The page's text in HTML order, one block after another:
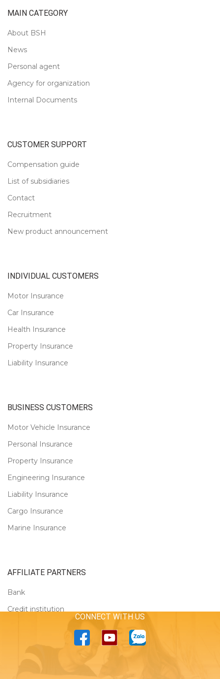
MAIN CATEGORY
About BSH
News
Personal agent
Agency for organization
Internal Documents
CUSTOMER SUPPORT
Compensation guide
List of subsidiaries
Contact
Recruitment
New product announcement
INDIVIDUAL CUSTOMERS
Motor Insurance
Car Insurance
Health Insurance
Property Insurance
Liability Insurance
BUSINESS CUSTOMERS
Motor Vehicle Insurance
Personal Insurance
Property Insurance
Engineering Insurance
Liability Insurance
Cargo Insurance
Marine Insurance
AFFILIATE PARTNERS
Bank
Credit institution
CONNECT WITH US